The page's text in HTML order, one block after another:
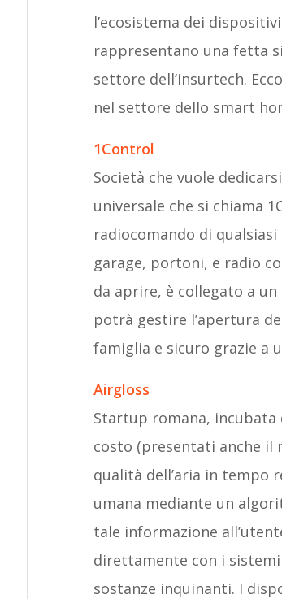
l’ecosistema dei
rappresentano una fetta
settore dell’insurtech.
nel settore dello smart
1Control
Società che vuole
universale che si chiama
radiocomando di
garage, portoni, e radio
da aprire, è collegato a
potrà gestire l’apertura
famiglia e sicuro grazie a
Airgloss
Startup romana, incubata
costo (presentati anche il
qualità dell’aria in tempo
umana mediante un
tale informazione
direttamente con i
sostanze inquinanti. I